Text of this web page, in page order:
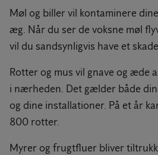
Møl og biller vil kontaminere
æg. Når du ser de voksne møl
vil du sandsynligvis have et
Rotter og mus vil gnave og æde
i nærheden. Det gælder både
og dine installationer. På et år
800 rotter.
Myrer og frugtfluer bliver